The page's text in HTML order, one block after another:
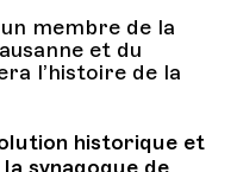
membre de la
et du
l’histoire de la
historique et